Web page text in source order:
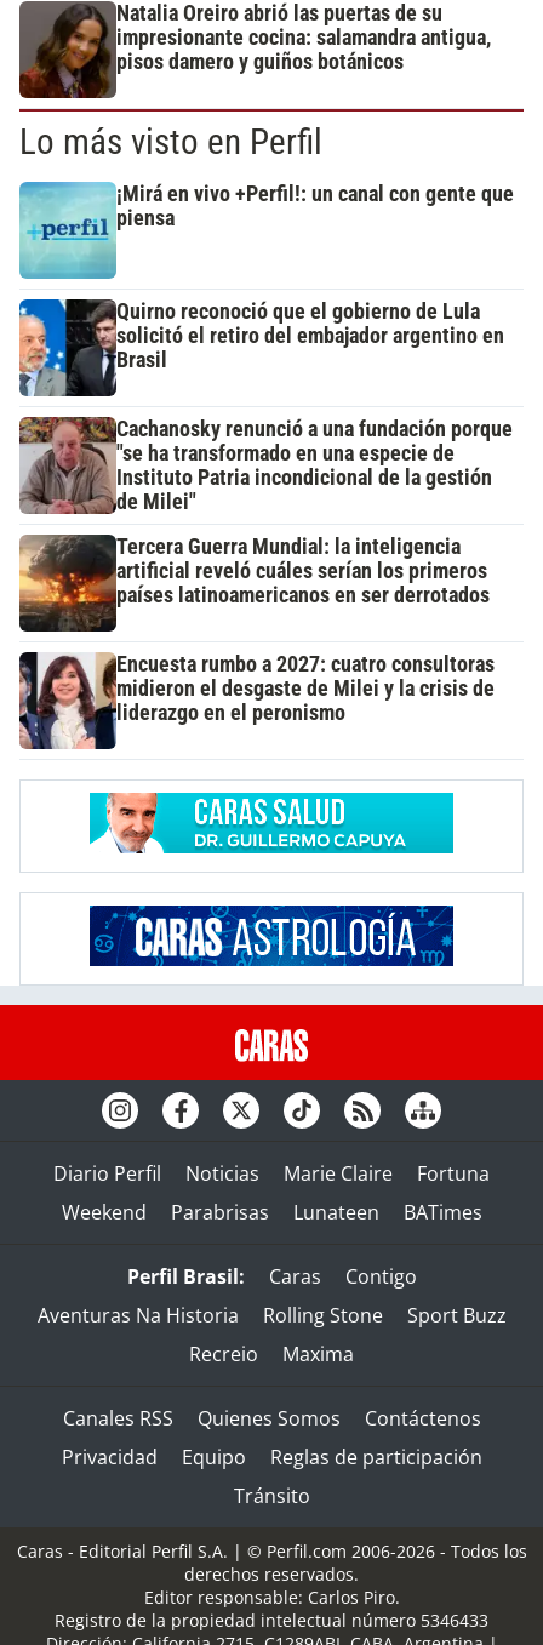
Natalia Oreiro abrió las puertas de su
impresionante cocina: salamandra antigua,
pisos damero y guiños botánicos
Lo más visto en Perfil
¡Mirá en vivo +Perfil!: un canal con gente que
piensa
Quirno reconoció que el gobierno de Lula
solicitó el retiro del embajador argentino en
Brasil
Cachanosky renunció a una fundación porque
"se ha transformado en una especie de
Instituto Patria incondicional de la gestión
de Milei"
Tercera Guerra Mundial: la inteligencia
artificial reveló cuáles serían los primeros
países latinoamericanos en ser derrotados
Encuesta rumbo a 2027: cuatro consultoras
midieron el desgaste de Milei y la crisis de
liderazgo en el peronismo
Diario Perfil Noticias Marie Claire
Fortuna
Weekend
Parabrisas Lunateen BATimes
Perfil Brasil: Caras
Contigo
Aventuras Na Historia
Rolling Stone
Sport Buzz
Recreio
Maxima
Canales RSS Quienes Somos
Contáctenos
Privacidad
Equipo
Reglas de participación
Tránsito
Caras - Editorial Perfil S.A. | © Perfil.com 2006-2026 - Todos los
derechos reservados.
Editor responsable: Carlos Piro.
Registro de la propiedad intelectual número 5346433